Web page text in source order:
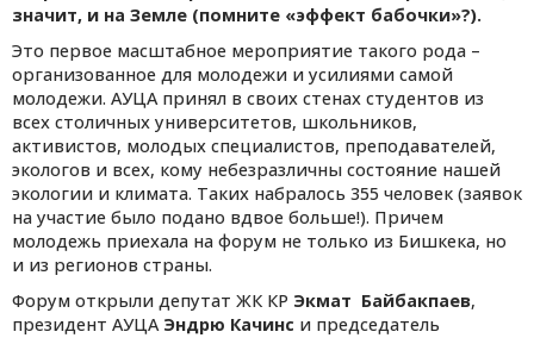
значит, и на Земле (помните «эффект бабочки»?).
Это первое масштабное мероприятие такого рода –
организованное для молодежи и усилиями самой
молодежи. АУЦА принял в своих стенах студентов из
всех столичных университетов, школьников,
активистов, молодых специалистов, преподавателей,
экологов и всех, кому небезразличны состояние нашей
экологии и климата. Таких набралось 355 человек (заявок
на участие было подано вдвое больше!). Причем
молодежь приехала на форум не только из Бишкека, но
и из регионов страны.
Форум открыли депутат ЖК КР Экмат Байбакпаев,
президент АУЦА Эндрю Качинс и председатель